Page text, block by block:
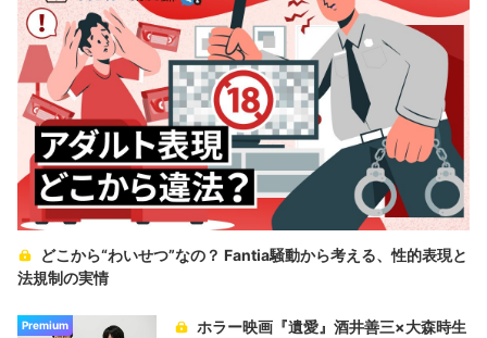
どこから“わいせつ”なの？ Fantia騒動から考える、性的表現と
法規制の実情
Premium
ホラー映画『遺愛』酒井善三×大森時生